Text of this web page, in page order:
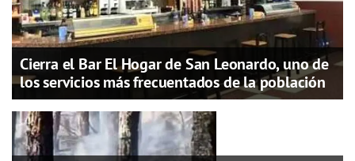
Cierra el Bar El Hogar de San Leonardo, uno de
los servicios más frecuentados de la población